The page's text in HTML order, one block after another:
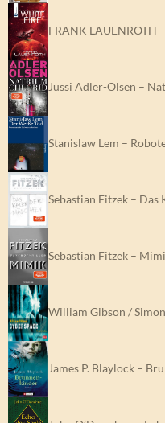
FRANK LAUENROTH
Jussi Adler-Olsen –
Stanislaw Lem –
Sebastian Fitzek – Das
Sebastian Fitzek –
William Gibson /
James P. Blaylock –